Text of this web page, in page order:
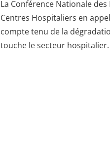
La Conférence Nationale
Centres Hospitaliers en
compte tenu de la
touche le secteur hospitalier.